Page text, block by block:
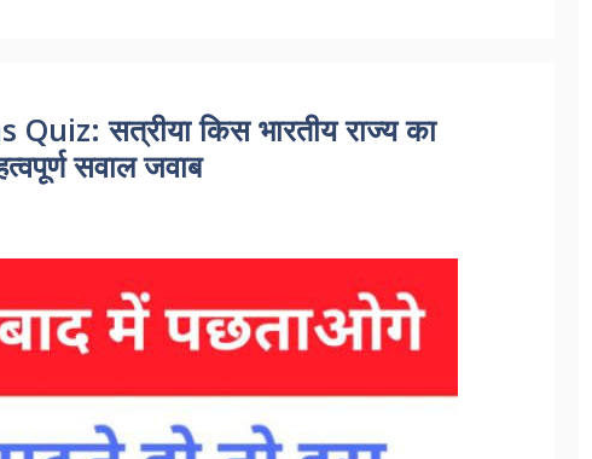
सत्रीया किस भारतीय राज्य का
सवाल जवाब